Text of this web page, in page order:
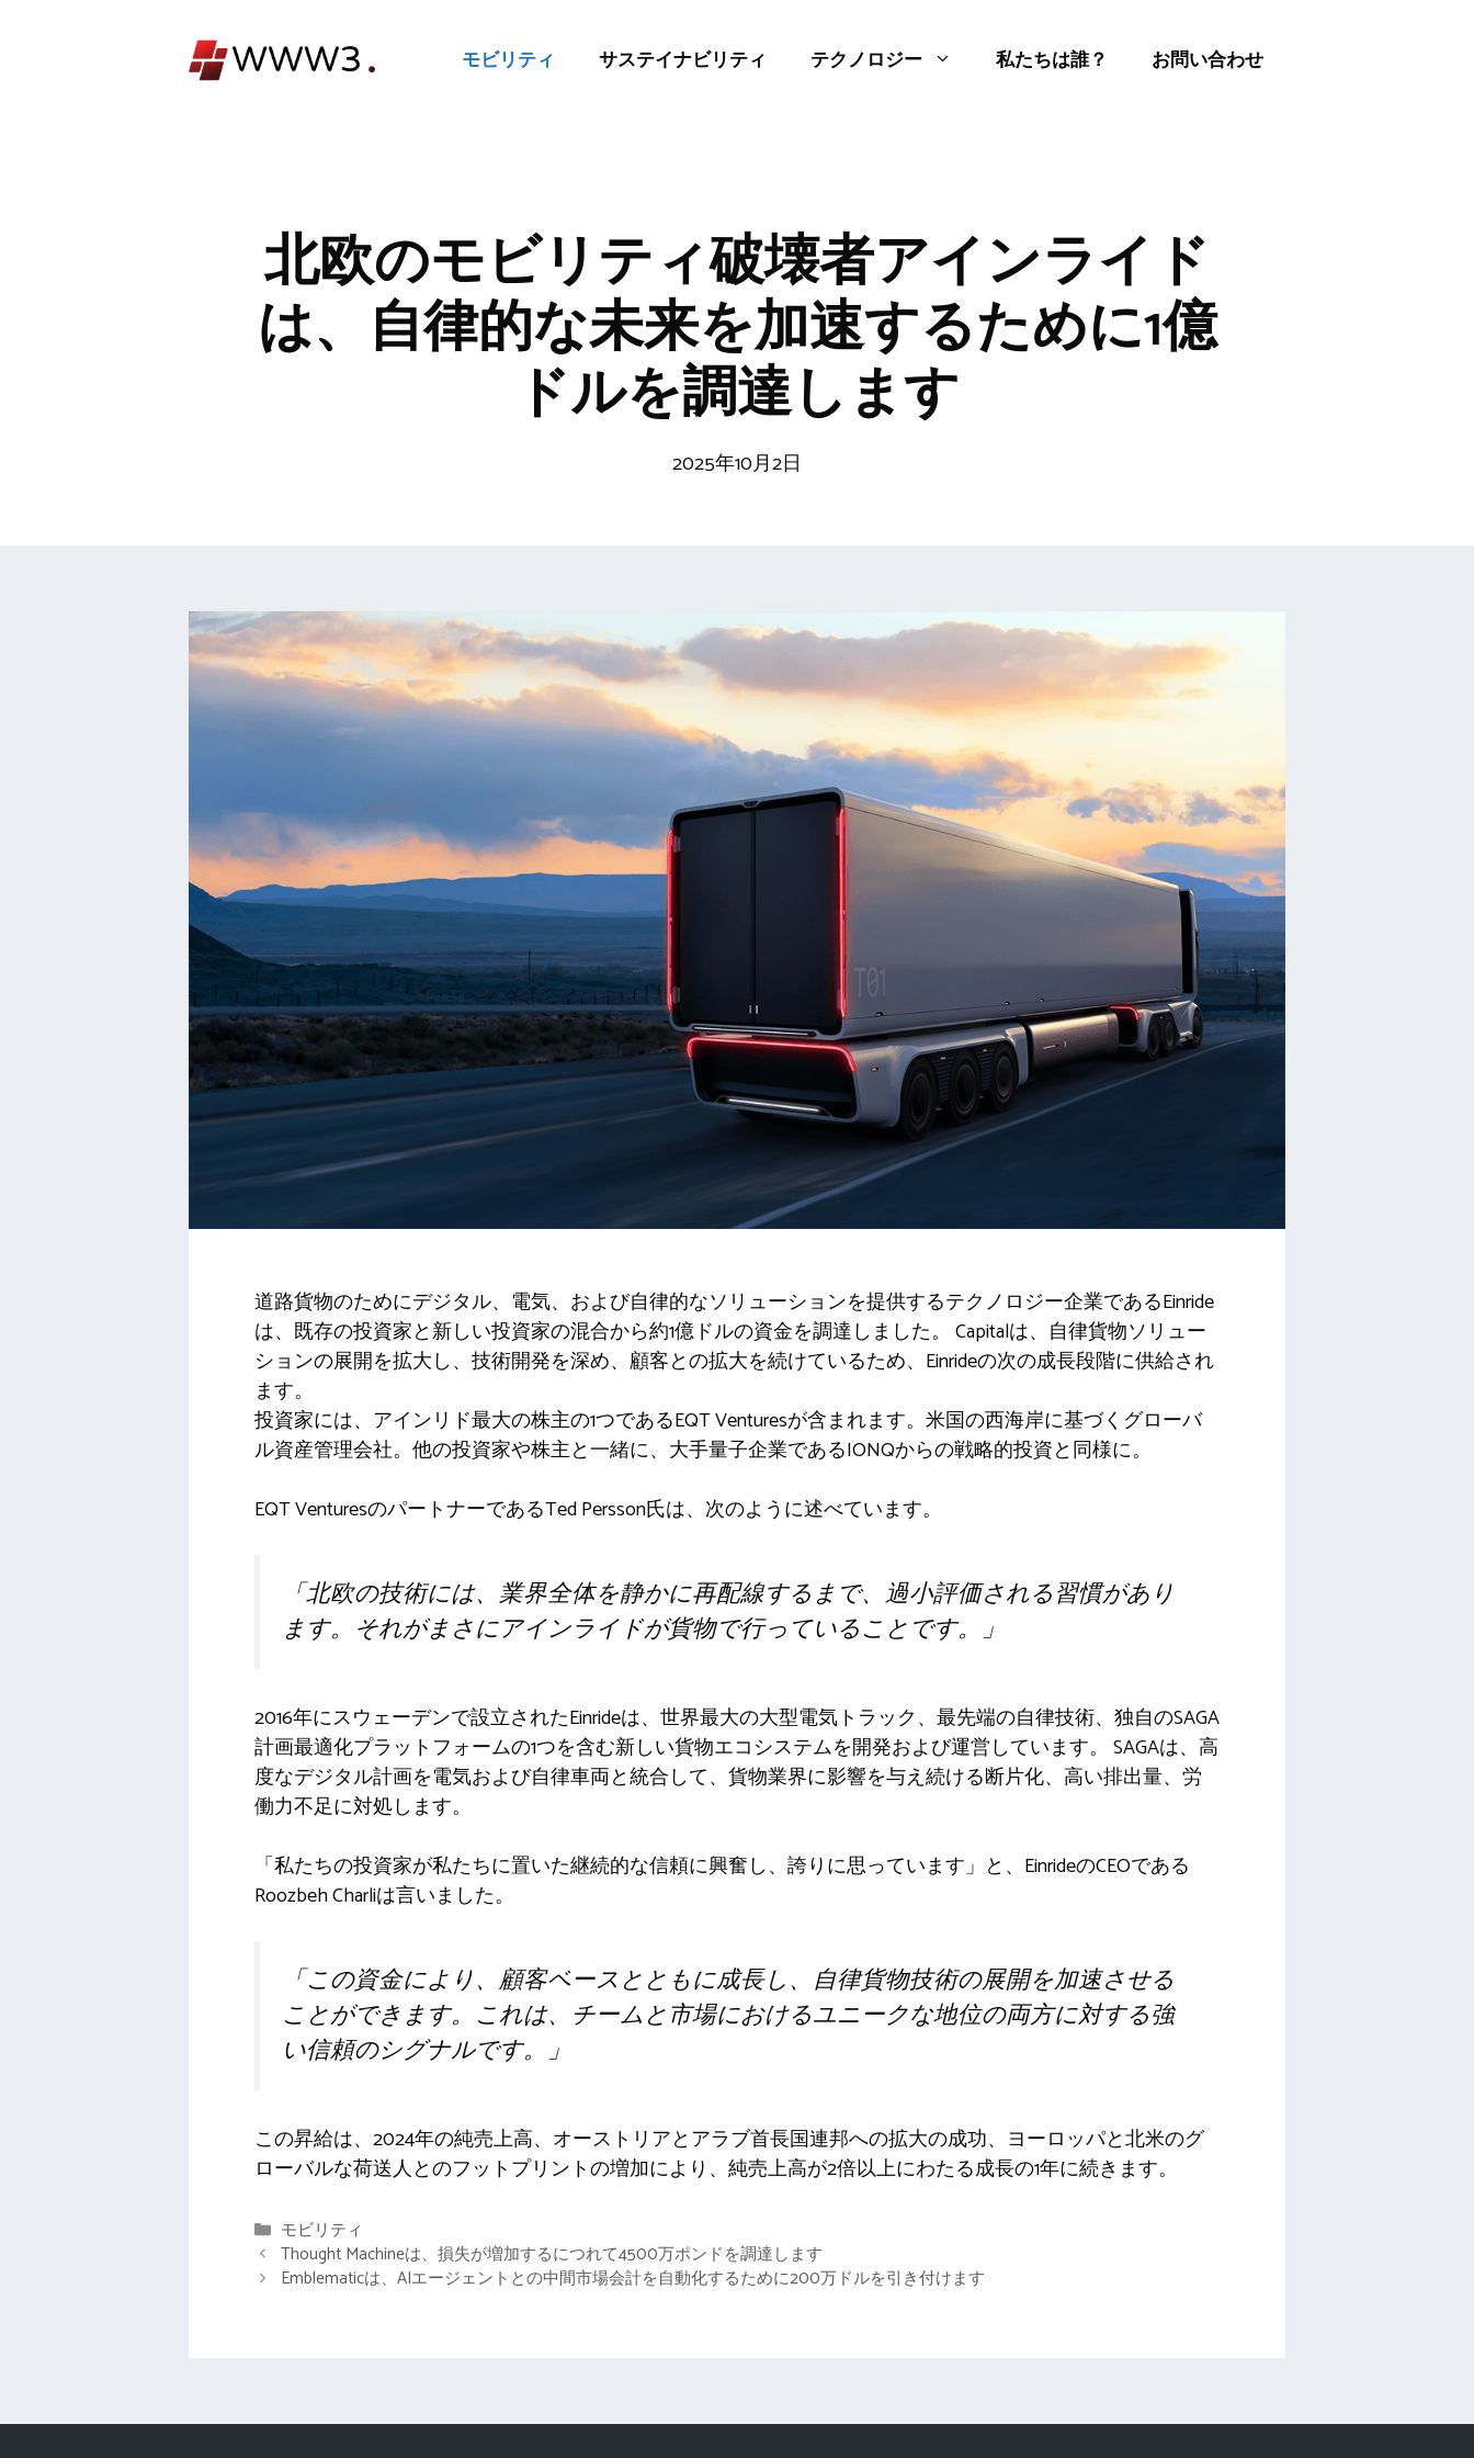
モビリティ サステイナビリティ テクノロジー 私たちは誰？ お問い合わせ
北欧のモビリティ破壊者アインライド
は、自律的な未来を加速するために1億
ドルを調達します
2025年10月2日
道路貨物のためにデジタル、電気、および自律的なソリューションを提供するテクノロジー企業であるEinride
は、既存の投資家と新しい投資家の混合から約1億ドルの資金を調達しました。 Capitalは、自律貨物ソリュー
ションの展開を拡大し、技術開発を深め、顧客との拡大を続けているため、Einrideの次の成長段階に供給され
ます。
投資家には、アインリド最大の株主の1つであるEQT Venturesが含まれます。米国の西海岸に基づくグローバ
ル資産管理会社。他の投資家や株主と一緒に、大手量子企業であるIONQからの戦略的投資と同様に。
EQT VenturesのパートナーであるTed Persson氏は、次のように述べています。
「北欧の技術には、業界全体を静かに再配線するまで、過小評価される習慣があり
ます。それがまさにアインライドが貨物で行っていることです。」
2016年にスウェーデンで設立されたEinrideは、世界最大の大型電気トラック、最先端の自律技術、独自のSAGA
計画最適化プラットフォームの1つを含む新しい貨物エコシステムを開発および運営しています。 SAGAは、高
度なデジタル計画を電気および自律車両と統合して、貨物業界に影響を与え続ける断片化、高い排出量、労
働力不足に対処します。
「私たちの投資家が私たちに置いた継続的な信頼に興奮し、誇りに思っています」と、EinrideのCEOである
Roozbeh Charliは言いました。
「この資金により、顧客ベースとともに成長し、自律貨物技術の展開を加速させる
ことができます。これは、チームと市場におけるユニークな地位の両方に対する強
い信頼のシグナルです。」
この昇給は、2024年の純売上高、オーストリアとアラブ首長国連邦への拡大の成功、ヨーロッパと北米のグ
ローバルな荷送人とのフットプリントの増加により、純売上高が2倍以上にわたる成長の1年に続きます。
カ
テ
ゴ
モビリティ
Thought Machineは、損失が増加するにつれて4500万ポンドを調達します
Emblematicは、AIエージェントとの中間市場会計を自動化するために200万ドルを引き付けます